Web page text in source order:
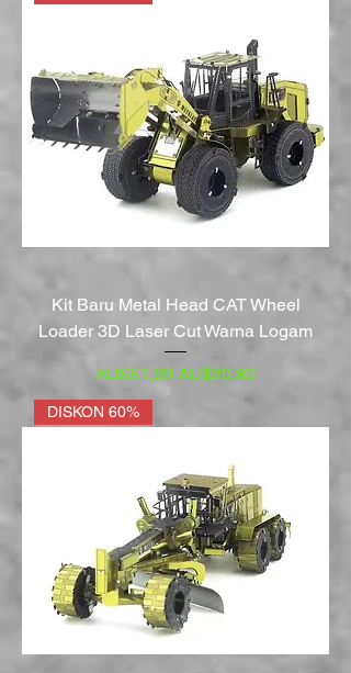
Kit Baru Metal Head CAT Wheel
Loader 3D Laser Cut Warna Logam
Harga Reguler
AU$51,99 Harga Promosi
AU$20,80
DISKON 60%